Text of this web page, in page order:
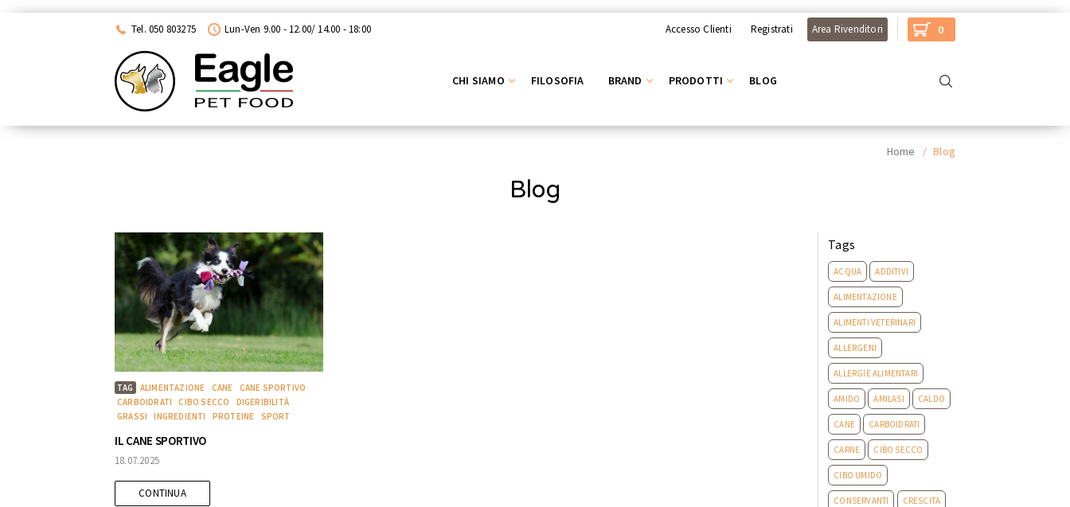
Tel. 050 803275
Lun-Ven 9.00 - 12.00/ 14.00 - 18:00 Accesso Clienti Registrati Area Rivenditori 0
CHI SIAMO FILOSOFIA BRAND PRODOTTI BLOG
Home / Blog
Blog
TAG ALIMENTAZIONE CANE
CANE SPORTIVO
CARBOIDRATI
CIBO SECCO
DIGERIBILITÀ
GRASSI
INGREDIENTI PROTEINE SPORT
IL CANE SPORTIVO
18.07.2025
CONTINUA
Tags
ACQUA ADDITIVI
ALIMENTAZIONE
ALIMENTI VETERINARI
ALLERGENI
ALLERGIE ALIMENTARI
AMIDO AMILASI CALDO
CANE CARBOIDRATI
CARNE CIBO SECCO
CIBO UMIDO
CONSERVANTI CRESCITA